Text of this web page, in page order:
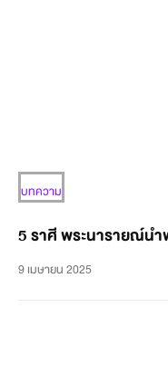
บทความ
5 ราศี พระนารายณ์น
9 เมษายน 2025